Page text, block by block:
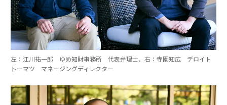
左：江川祐一郎 ゆめ知財事務所 代表弁理士、右：寺園知広 デロイト
トーマツ マネージングディレクター